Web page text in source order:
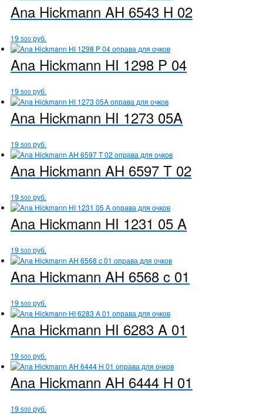
Ana Hickmann AH 6543 H 02
19 500 руб.
Ana Hickmann HI 1298 P 04
19 500 руб.
Ana Hickmann HI 1273 05A
19 500 руб.
Ana Hickmann AH 6597 T 02
19 500 руб.
Ana Hickmann HI 1231 05 A
19 500 руб.
Ana Hickmann AH 6568 c 01
19 500 руб.
Ana Hickmann HI 6283 A 01
19 500 руб.
Ana Hickmann AH 6444 H 01
19 500 руб.